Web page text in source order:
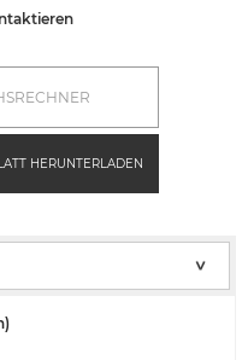
HERUNTERLADEN